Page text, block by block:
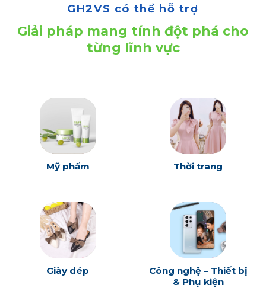
GH2VS có thể hỗ trợ
Giải pháp mang tính đột phá cho
từng lĩnh vực
Mỹ phẩm Thời trang
Giày dép
Công nghệ – Thiết bị
& Phụ kiện